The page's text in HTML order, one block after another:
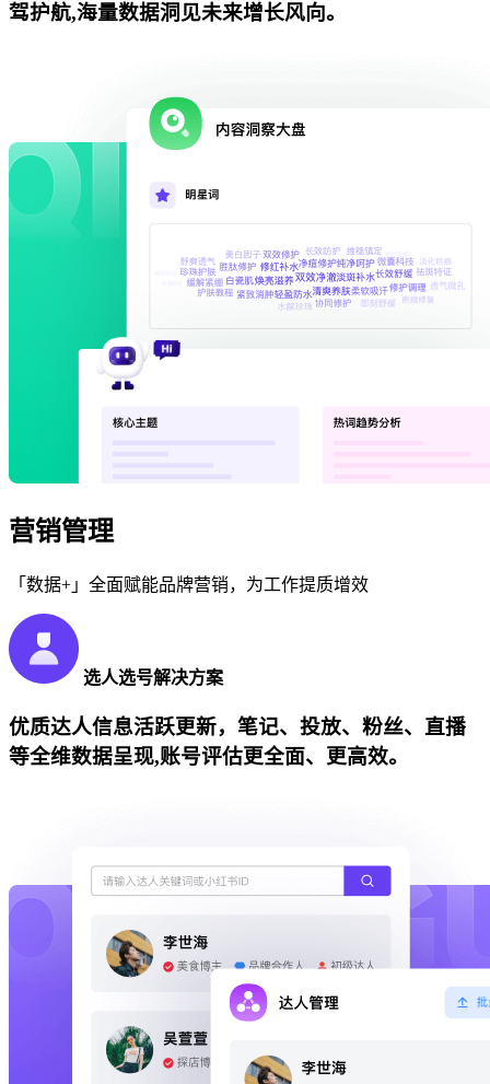
驾护航,海量数据洞见未来增长风向。
营销管理
「数据+」全面赋能品牌营销，为工作提质增效
选人选号解决方案
优质达人信息活跃更新，笔记、投放、粉丝、直播
等全维数据呈现,账号评估更全面、更高效。